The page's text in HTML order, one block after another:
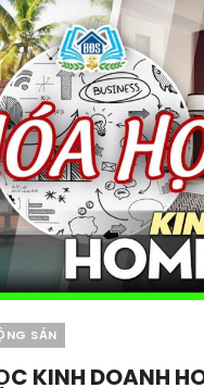
SẢN
KINH DOANH